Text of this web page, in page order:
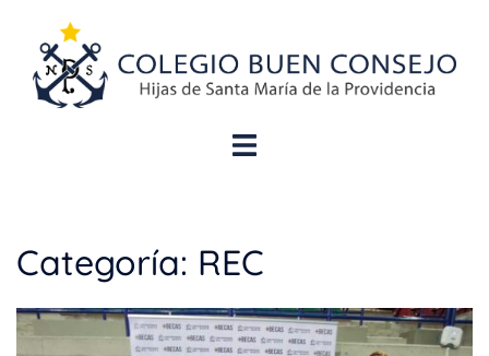
Categoría: REC